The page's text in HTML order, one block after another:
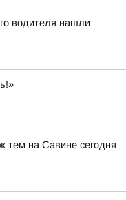
водителя нашли
на Савине сегодня